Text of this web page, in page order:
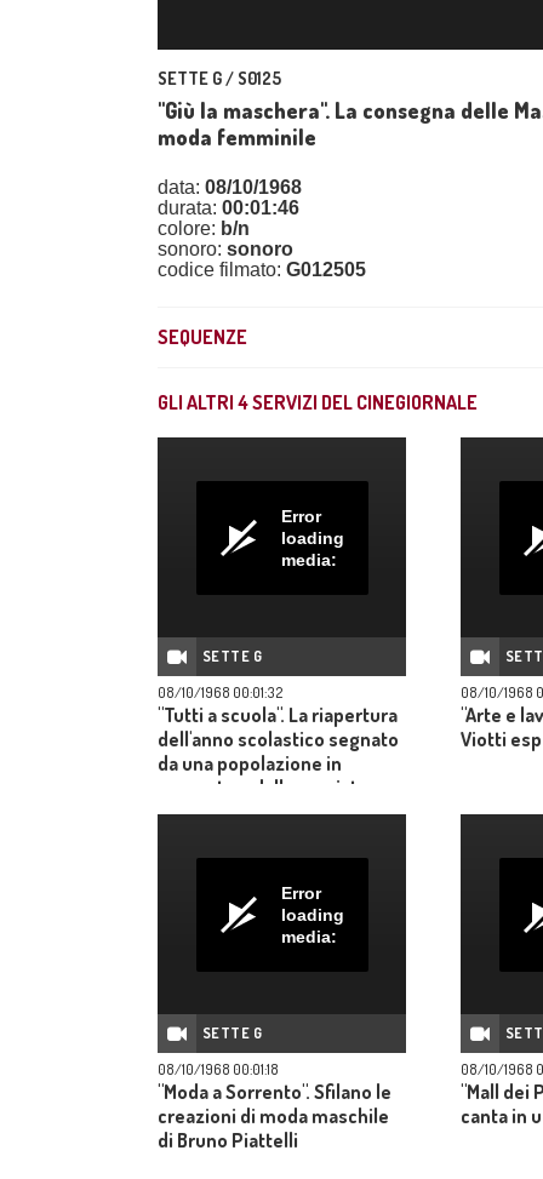
SETTE G / S0125
"Giù la maschera". La consegna delle
moda femminile
data: 08/10/1968
durata: 00:01:46
colore: b/n
sonoro: sonoro
codice filmato: G012505
SEQUENZE
GLI ALTRI 4SERVIZI DEL CINEGIORNALE
Error
loading
media:
SETTE G
08/10/1968 00:01:32
"Tutti a scuola". La riapertura
dell'anno scolastico segnato
da una popolazione in
aumento e dalla persistenza
dei consueti problemi
Poi c'è il problema del costo -
"mandare a scuola un figlio
costa uno stipendio" - .
08/10/1968
"Arte e
Viotti
Error
loading
media:
SETTE G
08/10/1968 00:01:18
"Moda a Sorrento". Sfilano le
creazioni di moda maschile
di Bruno Piattelli
08/10/1968
"Mall dei
canta in